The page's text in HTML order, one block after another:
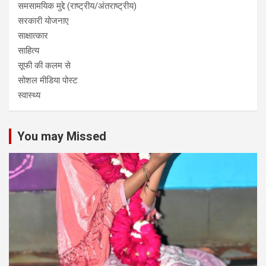
समसामयिक मुद्दे (राष्ट्रीय/अंतराष्ट्रीय)
सरकारी योजनाए
साक्षात्कार
साहित्य
सूफी की कलम से
सोशल मीडिया पोस्ट
स्वास्थ्य
You may Missed